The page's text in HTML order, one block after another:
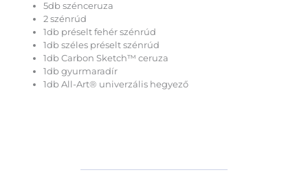
5db szénceruza
2 szénrúd
1db préselt fehér szénrúd
1db széles préselt szénrúd
1db Carbon Sketch™ ceruza
1db gyurmaradír
1db All-Art® univerzális hegyező